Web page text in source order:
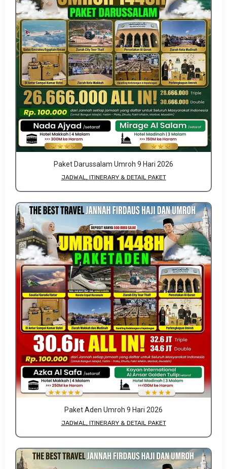
Paket Darussalam Umroh 9 Hari 2026
JADWAL, ITINERARY & DETAIL PAKET
Paket Aden Umroh 9 Hari 2026
JADWAL, ITINERARY & DETAIL PAKET